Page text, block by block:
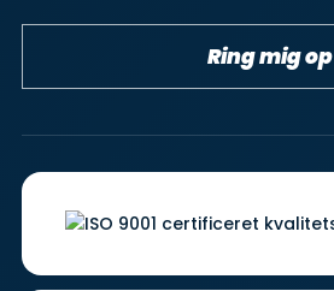
Ring mig op